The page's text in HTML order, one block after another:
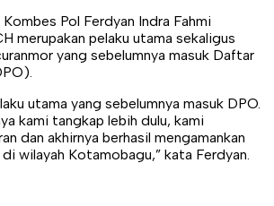
Pol Ferdyan Indra Fahmi
merupakan pelaku utama sekaligus
yang sebelumnya masuk Daftar
utama yang sebelumnya masuk DPO.
kami tangkap lebih dulu, kami
dan akhirnya berhasil mengamankan
wilayah Kotamobagu,” kata Ferdyan.